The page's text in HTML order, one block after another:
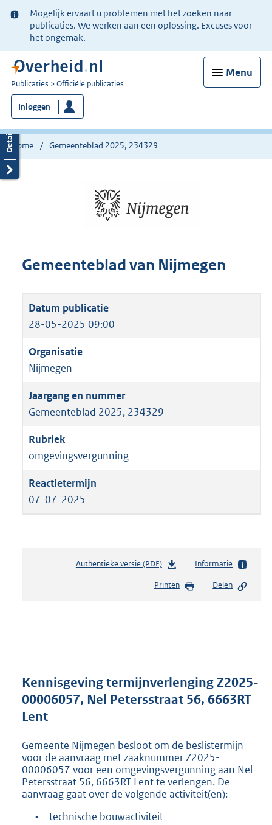
Ter
informatie:
Mogelijk ervaart u problemen met het zoeken naar
publicaties. We werken aan een oplossing. Excuses voor
het ongemak.
Menu
U
bent
nu
hier:
Publicaties Officiële publicaties
Inloggen
Home Gemeenteblad 2025, 234329
Gemeenteblad van Nijmegen
28-05-2025 09:00
Nijmegen
Gemeenteblad 2025, 234329
omgevingsvergunning
07-07-2025
Authentieke versie (PDF)b
s
r
o
e
:
8
0
2
b
Informatie
Printen Delen
Kennisgeving termijnverlenging Z2025-
00006057, Nel Petersstraat 56, 6663RT
Lent
Gemeente Nijmegen besloot om de beslistermijn
voor de aanvraag met zaaknummer Z2025-
00006057 voor een omgevingsvergunning aan Nel
Petersstraat 56, 6663RT Lent te verlengen. De
aanvraag gaat over de volgende activiteit(en):
•
technische bouwactiviteit